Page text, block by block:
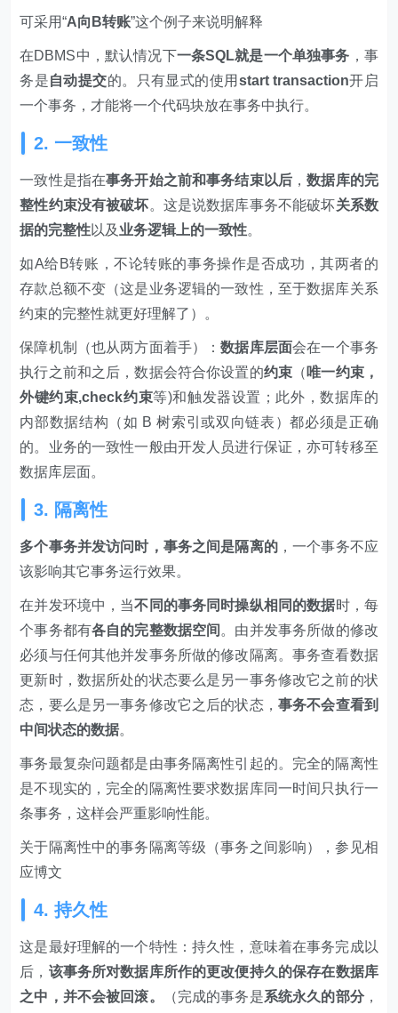
可采用“A向B转账”这个例子来说明解释
在DBMS中，默认情况下一条SQL就是一个单独事务 ，事
务是自动提交的。只有显式的使用 start transaction开启
一个事务，才能将一个代码块放在事务中执行。
2. 一致性
一致性是指在事务开始之前和事务结束以后 ，数据库的完
整性约束没有被破坏。这是说数据库事务不能破坏关系数
据的完整性以及业务逻辑上的一致性。
如A给B转账，不论转账的事务操作是否成功，其两者的
存款总额不变（这是业务逻辑的一致性，至于数据库关系
约束的完整性就更好理解了）。
保障机制（也从两方面着手）：数据库层面会在一个事务
执行之前和之后，数据会符合你设置的约束 （ 唯一约束，
外键约束,check约束等)和触发器设置；此外，数据库的
内部数据结构（如 B 树索引或双向链表）都必须是正确
的。业务的一致性一般由开发人员进行保证，亦可转移至
数据库层面。
3. 隔离性
多个事务并发访问时，事务之间是隔离的，一个事务不应
该影响其它事务运行效果。
在并发环境中，当不同的事务同时操纵相同的数据时，每
个事务都有各自的完整数据空间 。由并发事务所做的修改
必须与任何其他并发事务所做的修改隔离。事务查看数据
更新时，数据所处的状态要么是另一事务修改它之前的状
态，要么是另一事务修改它之后的状态， 事务不会查看到
中间状态的数据。
事务最复杂问题都是由事务隔离性引起的。完全的隔离性
是不现实的，完全的隔离性要求数据库同一时间只执行一
条事务，这样会严重影响性能。
关于隔离性中的事务隔离等级（事务之间影响），参见相
应博文
4. 持久性
这是最好理解的一个特性：持久性，意味着在事务完成以
后， 该事务所对数据库所作的更改便持久的保存在数据库
之中，并不会被回滚。
（完成的事务是系统永久的部分，